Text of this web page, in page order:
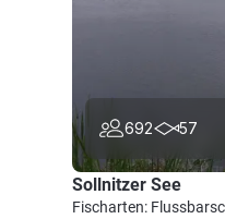
692 57
Sollnitzer See
Fischarten: